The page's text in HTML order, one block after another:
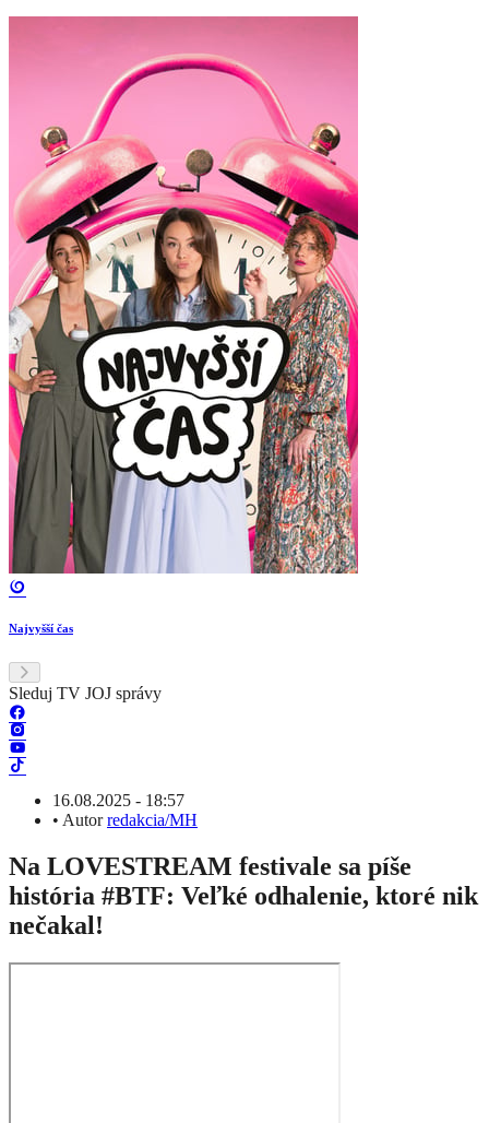
Najvyšší čas
Sleduj TV JOJ správy
16.08.2025 - 18:57
• Autorredakcia/MH
Na LOVESTREAM festivale sa píše
história #BTF: Veľké odhalenie, ktoré nik
nečakal!